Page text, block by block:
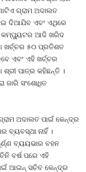
ଗ୍ରାମ ଅଦାଲତ
ଦିଆଯିବ ଏବଂ ଏଥିରେ
କମ୍ପ୍ୟୁଟର ଆଦି ଖରିଦ
ଖର୍ଚ୍ଚର ୫୦ ପ୍ରତିଶତ
ଏବଂ ଏହି ଖର୍ଚ୍ଚର
ଶ୍ରୀ ପାତ୍ର କହିଛନ୍ତି ।
ଜାରି ସଂଶୋଧିତ
ଅଦାଲତ ପାଇଁ କେନ୍ଦ୍ର
ବ୍ୟବସ୍ଥା ନାହିଁ ।
ବ୍ୟୟଭାର ବହନ
ବର୍ଷ ପରେ ଏହି
ଆଇନ୍‍ ସଚିବ କେନ୍ଦ୍ର